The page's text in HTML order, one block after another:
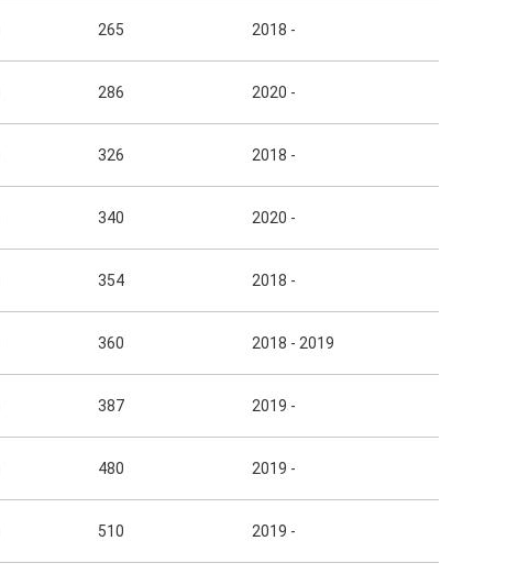
265 2018 -
286 2020 -
326 2018 -
340 2020 -
354 2018 -
360 2018 - 2019
387 2019 -
480 2019 -
510 2019 -